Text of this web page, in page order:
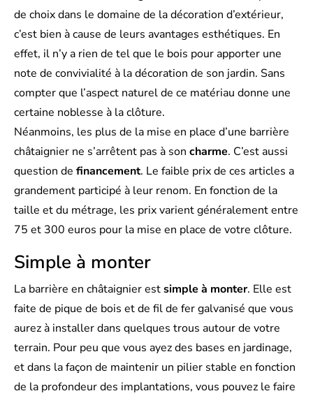
de choix dans le domaine de la décoration d’extérieur,
c’est bien à cause de leurs avantages esthétiques. En
effet, il n’y a rien de tel que le bois pour apporter une
note de convivialité à la décoration de son jardin. Sans
compter que l’aspect naturel de ce matériau donne une
certaine noblesse à la clôture.
Néanmoins, les plus de la mise en place d’une barrière
châtaignier ne s’arrêtent pas à son charme. C’est aussi
question de financement. Le faible prix de ces articles a
grandement participé à leur renom. En fonction de la
taille et du métrage, les prix varient généralement entre
75 et 300 euros pour la mise en place de votre clôture.
Simple à monter
La barrière en châtaignier estsimple à monter. Elle est
faite de pique de bois et de fil de fer galvanisé que vous
aurez à installer dans quelques trous autour de votre
terrain. Pour peu que vous ayez des bases en jardinage,
et dans la façon de maintenir un pilier stable en fonction
de la profondeur des implantations, vous pouvez le faire